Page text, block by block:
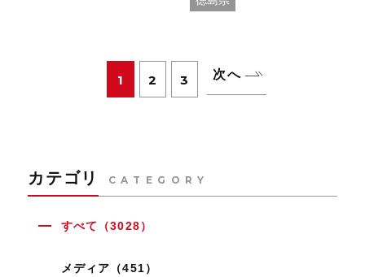
た
1 2 3 次へ
カテゴリ CATEGORY
すべて（3028）
メディア（451）